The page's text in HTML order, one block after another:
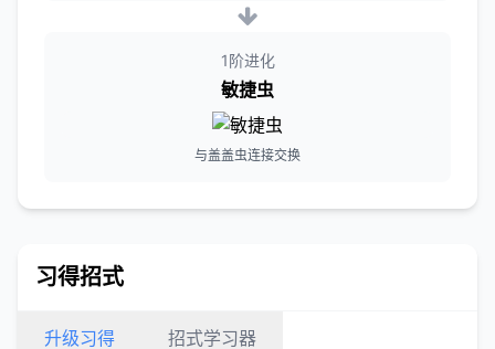
1阶进化
敏捷虫
与盖盖虫连接交换
习得招式
升级习得 招式学习器